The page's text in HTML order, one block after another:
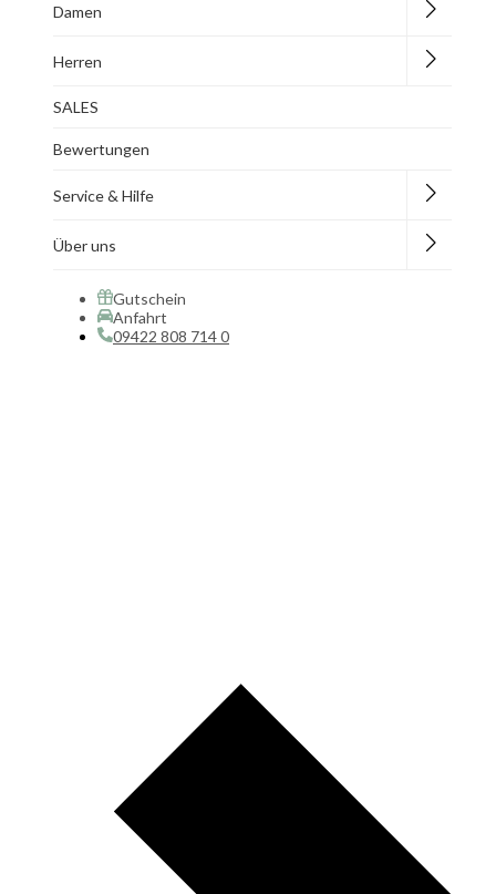
Damen
Herren
SALES
Bewertungen
Service & Hilfe
Über uns
Gutschein
Anfahrt
09422 808 714 0